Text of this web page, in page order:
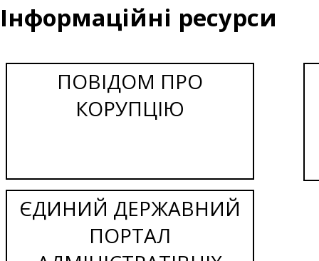
Інформаційні ресурси
ПОВІДОМ ПРО
КОРУПЦІЮ
ЄДИНИЙ ДЕРЖАВНИЙ
ПОРТАЛ